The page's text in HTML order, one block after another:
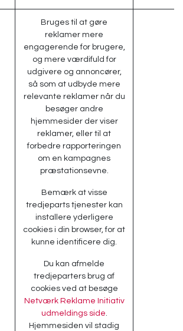
Bruges til at gøre
reklamer mere
engagerende for brugere,
og mere værdifuld for
udgivere og annoncører,
så som at udbyde mere
relevante reklamer når du
besøger andre
hjemmesider der viser
reklamer, eller til at
forbedre rapporteringen
om en kampagnes
præstationsevne.
Bemærk at visse
tredjeparts tjenester kan
installere yderligere
cookies i din browser, for at
kunne identificere dig.
Du kan afmelde
tredjeparters brug af
cookies ved at besøge
Netværk Reklame Initiativ
udmeldings side.
Hjemmesiden vil stadig